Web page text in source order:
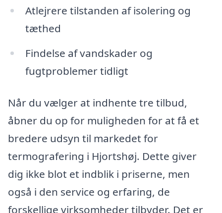
Atlejrere tilstanden af isolering og
tæthed
Findelse af vandskader og
fugtproblemer tidligt
Når du vælger at indhente tre tilbud,
åbner du op for muligheden for at få et
bredere udsyn til markedet for
termografering i Hjortshøj. Dette giver
dig ikke blot et indblik i priserne, men
også i den service og erfaring, de
forskellige virksomheder tilbyder. Det er